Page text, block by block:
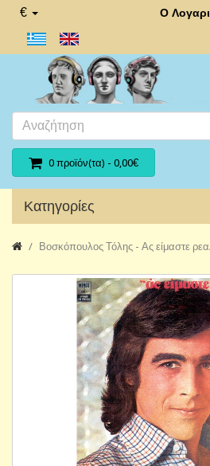
€ Ο
0 προϊόν(τα) - 0,00€
Κατηγορίες
Βοσκόπουλος Τόλης - Ας είμαστε